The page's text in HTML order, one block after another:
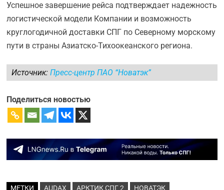
Успешное завершение рейса подтверждает надежность
логистической модели Компании и возможность
круглогодичной доставки СПГ по Северному морскому
пути в страны Азиатско-Тихоокеанского региона.
Источник:Пресс-центр ПАО “Новатэк”
Поделиться новостью
МЕТКИ AUDAX АРКТИК СПГ 2 НОВАТЭК